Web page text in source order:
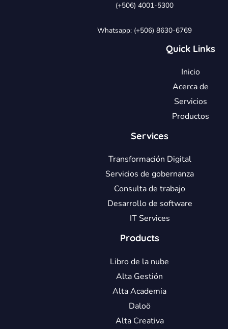
(+506) 4001-5300
Whatsapp: (+506) 8630-6769
Quick Links
Inicio
Acerca de
Servicios
Productos
Services
Transformación Digital
Servicios de gobernanza
Consulta de trabajo
Desarrollo de software
IT Services
Products
Libro de la nube
Alta Gestión
Alta Academia
Daloö
Alta Creativa